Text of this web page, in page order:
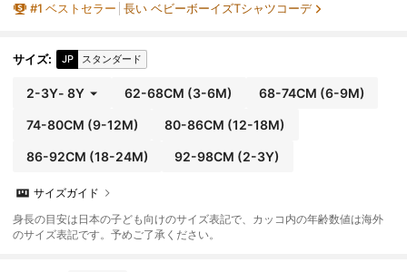
#1 ベストセラー 長い ベビーボーイズTシャツコーデ
サイズ: JP スタンダード
2-3Y- 8Y 62-68CM (3-6M) 68-74CM (6-9M)
74-80CM (9-12M) 80-86CM (12-18M)
86-92CM (18-24M) 92-98CM (2-3Y)
サイズガイド
身長の目安は日本の子ども向けのサイズ表記で、カッコ内の年齢数値は海外
のサイズ表記です。予めご了承ください。